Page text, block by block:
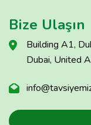
Bize Ulaşın
Building A1,
Dubai, United